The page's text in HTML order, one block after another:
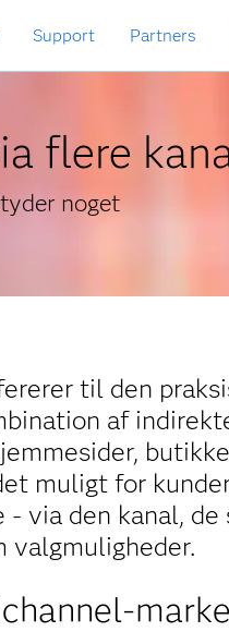
Support Partners
flere
noget
til den
af
muligt for
via den kanal,
valgmuligheder.